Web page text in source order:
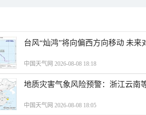
台风“灿鸿”将向偏西方向移动 未来
中国天气网 2026-08-08 18:18
地质灾害气象风险预警：浙江云南
中国天气网 2026-08-08 18:05